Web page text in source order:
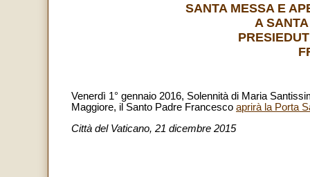
SANTA MESSA E
A
Venerdì 1° gennaio 2016, Solennità di Maria
Maggiore, il Santo Padre Francesco aprirà la Porta
Città del Vaticano, 21 dicembre 2015